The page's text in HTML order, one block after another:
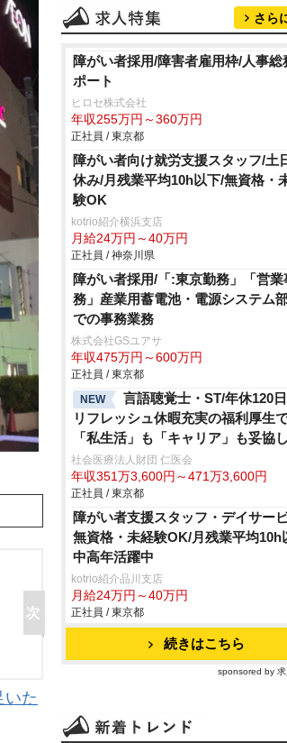
いた
さら
障がい者採用/障害者雇用枠/人事総
ポート
ヒロセ株式会社
年収255万円～360万円
正社員 / 東京都
障がい者向け就労支援スタッフ/土
休み/月残業平均10h以下/無資格・
験OK
kotrio紹介横浜支店
月給24万円～40万円
正社員 / 神奈川県
障がい者採用/「:東京勤務」「営業
務」産業用蓄電池・電源システム
での事務業務
株式会社GSユアサ
年収475万円～600万円
正社員 / 東京都
NEW
言語聴覚士・ST/年休120
リフレッシュ休暇充実の福利厚生
「私生活」も「キャリア」も妥協
い
社会医療法人財団 仁医会
年収351万3,600円～471万3,600円
正社員 / 東京都
障がい者支援スタッフ・デイサー
無資格・未経験OK/月残業平均10h
中高年活躍中
kotrio紹介品川支店
月給24万円～40万円
正社員 / 東京都
続きはこちら
sponsored by 求